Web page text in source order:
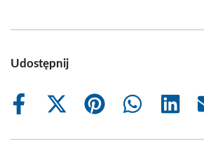
Udostępnij
Share
Share
(Twitter)
Share
Share
Share